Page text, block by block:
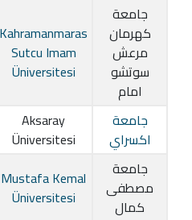
جامعة
كهرمان
مرعش
سوتشو
امام
Kahramanmaras
Sutcu Imam
Üniversitesi
جامعة
اكسراي
Aksaray
Üniversitesi
جامعة
مصطفى
كمال
Mustafa Kemal
Üniversitesi